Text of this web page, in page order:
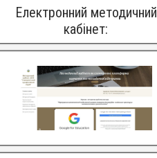
Електронний методичний
кабінет: